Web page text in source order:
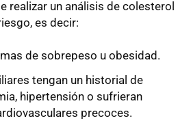
realizar un análisis de colesterol
es decir:
de sobrepeso u obesidad.
tengan un historial de
hipertensión o sufrieran
precoces.